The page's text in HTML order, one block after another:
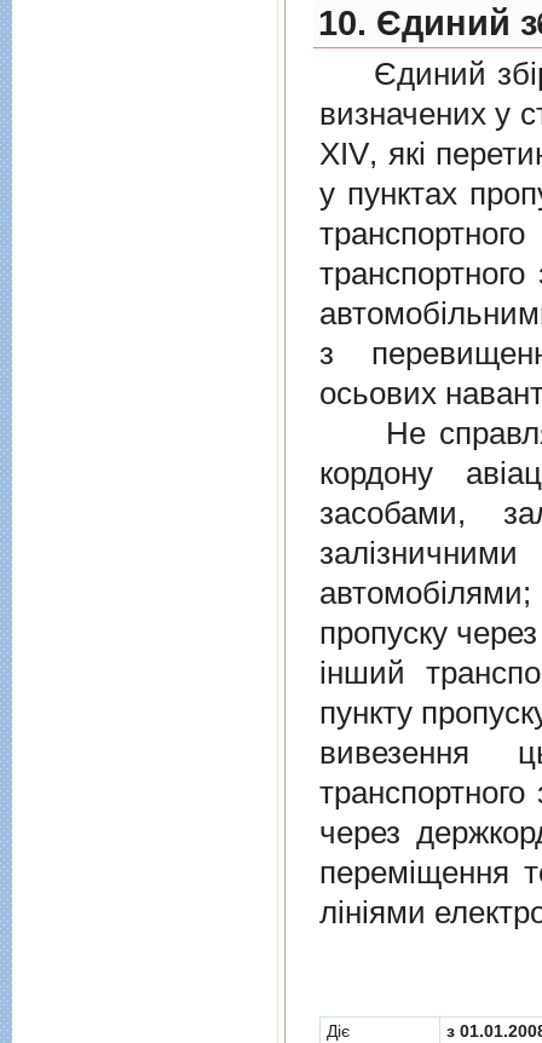
10. Єдиний
Єдиний збiр
визначених у
XIV, якi
у пунктах
з
осьових
Не
кордону
засобами,
залiзничними
пропуску
iнший
пункту
вивезення
через
перемiщення
лiнiями
Діє з